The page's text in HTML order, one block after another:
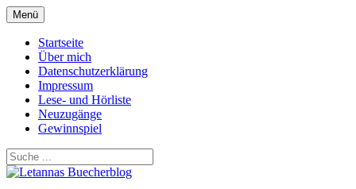
Zum
Inhalt
springen
Menü
Startseite
Über mich
Datenschutzerklärung
Impressum
Lese- und Hörliste
Neuzugänge
Gewinnspiel